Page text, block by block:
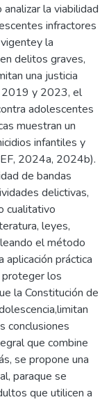
la viabilidad
infractores
la
delitos graves,
una justicia
2019 y 2023, el
adolescentes
muestran un
infantiles y
2024a, 2024b).
de bandas
delictivas,
cualitativo
leyes,
el método
práctica
proteger los
la Constitución de
conclusiones
que combine
se propone una
paraque se
que utilicen a